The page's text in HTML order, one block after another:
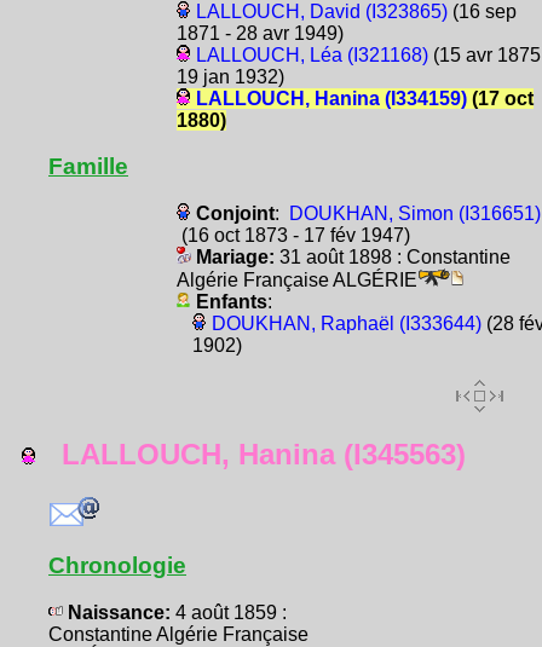
LALLOUCH, David (I323865)(16 sep
1871 - 28 avr 1949)
LALLOUCH, Léa (I321168)(15 avr
19 jan 1932)
LALLOUCH, Hanina (I334159)(17 oct
1880)
Famille
Conjoint:
DOUKHAN, Simon (I316651)
(16 oct 1873 - 17 fév 1947)
Mariage: 31 août 1898 : Constantine
Algérie Française ALGÉRIE
Enfants:
DOUKHAN, Raphaël (I333644)(28
1902)
LALLOUCH, Hanina (I345563)
Chronologie
Naissance: 4 août 1859 :
Constantine Algérie Française